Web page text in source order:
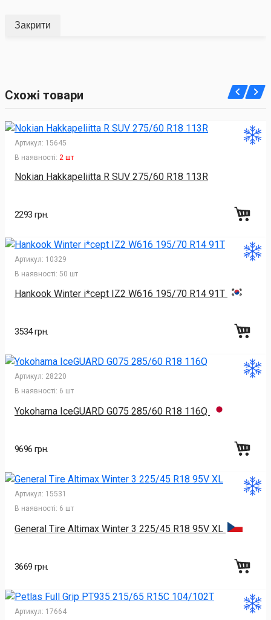
Закрити
Схожі товари
Артикул: 15645
В наявності: 2 шт
Nokian Hakkapeliitta R SUV 275/60 R18 113R
2293 грн.
Артикул: 10329
В наявності: 50 шт
Hankook Winter i*cept IZ2 W616 195/70 R14 91T
3534 грн.
Артикул: 28220
В наявності: 6 шт
Yokohama IceGUARD G075 285/60 R18 116Q
9696 грн.
Артикул: 15531
В наявності: 6 шт
General Tire Altimax Winter 3 225/45 R18 95V XL
3669 грн.
Артикул: 17664